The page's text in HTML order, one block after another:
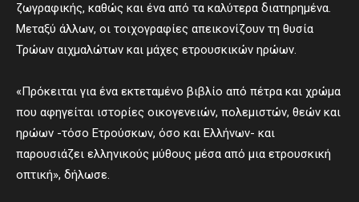
ζωγραφικής, καθώς και ένα από τα καλύτερα διατηρημένα.
Μεταξύ άλλων, οι τοιχογραφίες απεικονίζουν τη θυσία
Τρώων αιχμαλώτων και μάχες ετρουσκικών ηρώων.
«Πρόκειται για ένα εκτεταμένο βιβλίο από πέτρα και χρώμα
που αφηγείται ιστορίες οικογενειών, πολεμιστών, θεών και
ηρώων -τόσο Ετρούσκων, όσο και Ελλήνων- και
παρουσιάζει ελληνικούς μύθους μέσα από μια ετρουσκική
οπτική», δήλωσε.